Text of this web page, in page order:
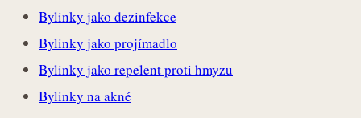
Bylinky jako dezinfekce
Bylinky jako projímadlo
Bylinky jako repelent proti hmyzu
Bylinky na akné